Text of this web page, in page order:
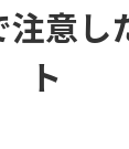
意し
ト